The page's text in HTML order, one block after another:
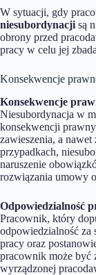
W sytuacji, gdy
niesubordynacji są
obrony przed
pracy w celu jej
Konsekwencje
Konsekwencje
Niesubordynacja w
konsekwencji
zawieszenia, a
przypadkach,
naruszenie
rozwiązania umowy
Odpowiedzialność
Pracownik, który
odpowiedzialność za
pracy oraz
pracownik może być
wyrządzonej